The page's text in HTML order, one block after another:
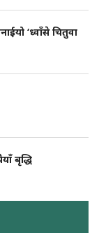
‘ध्वाँसे चितुवा
बृद्धि